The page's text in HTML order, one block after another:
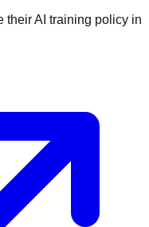
their AI training policy in